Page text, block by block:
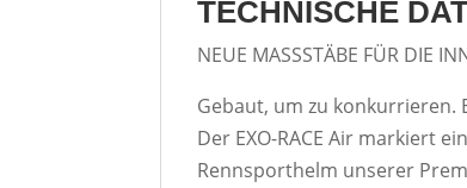
TECHNISCHE
NEUE MASSSTÄBE FÜR DIE
Gebaut, um zu konkurrieren.
Der EXO-RACE Air markiert
Rennsporthelm unserer